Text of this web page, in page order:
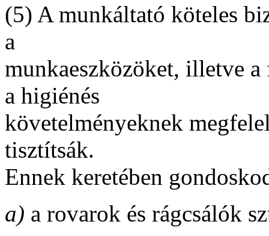
(5) A munkáltató köteles
a
munkaeszközöket, illetve a
a higiénés
követelményeknek
tisztítsák.
Ennek keretében
a) a rovarok és rágcsálók